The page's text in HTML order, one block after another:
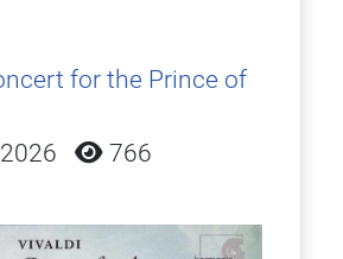
for the Prince of
766